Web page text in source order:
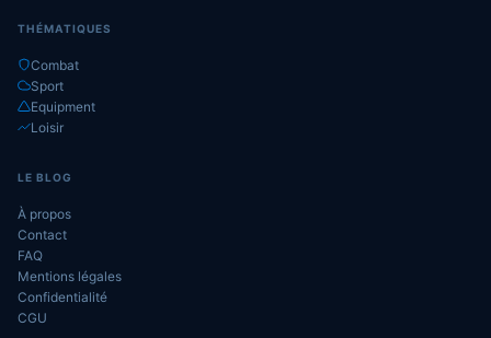
THÉMATIQUES
Combat
Sport
Equipment
Loisir
LE BLOG
À propos
Contact
FAQ
Mentions légales
Confidentialité
CGU